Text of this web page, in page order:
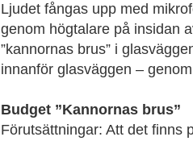
Ljudet fångas upp med
genom högtalare på insidan
”kannornas brus” i
innanför glasväggen –
Budget ”Kannornas brus”
Förutsättningar: Att det finns